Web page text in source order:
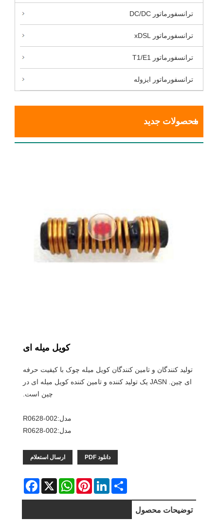
ترانسفورماتور DC/DC
ترانسفورماتور xDSL
ترانسفورماتور T1/E1
ترانسفورماتور ایزوله
محصولات جدید
کویل میله ای
تولید کنندگان و تامین کنندگان کویل میله چوک با کیفیت حرفه
ای چین. JASN یک تولید کننده و تامین کننده کویل میله ای در
چین است.
مدل:R0628-002
مدل:R0628-002
ارسال استعلام دانلود PDF
Facebook X
WhatsAppPinterestLinkedInShare
توضیحات محصول